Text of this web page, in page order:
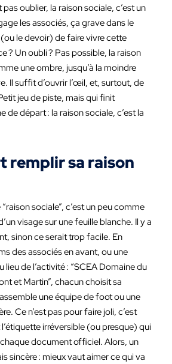
oublier, la raison sociale, c’est un
les associés, ça grave dans le
le devoir) de faire vivre cette
? Un oubli ? Pas possible, la raison
une ombre, jusqu’à la moindre
Il suffit d’ouvrir l’œil, et, surtout, de
jeu de piste, mais qui finit
de départ : la raison sociale, c’est la
remplir sa raison
sociale”, c’est un peu comme
visage sur une feuille blanche. Il y a
sinon ce serait trop facile. En
des associés en avant, ou une
lieu de l’activité : “SCEA Domaine du
et Martin”, chacun choisit sa
une équipe de foot ou une
Ce n’est pas pour faire joli, c’est
l’étiquette irréversible (ou presque) qui
document officiel. Alors, un
sincère : mieux vaut aimer ce qui va